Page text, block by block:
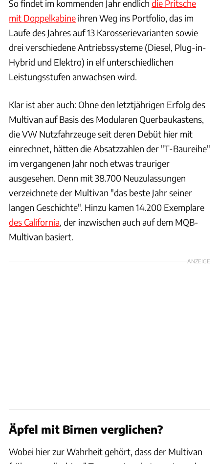
So findet im kommenden Jahr endlich die Pritsche
mit Doppelkabine ihren Weg ins Portfolio, das im
Laufe des Jahres auf 13 Karosserievarianten sowie
drei verschiedene Antriebssysteme (Diesel, Plug-in-
Hybrid und Elektro) in elf unterschiedlichen
Leistungsstufen anwachsen wird.
Klar ist aber auch: Ohne den letztjährigen Erfolg des
Multivan auf Basis des Modularen Querbaukastens,
die VW Nutzfahrzeuge seit deren Debüt hier mit
einrechnet, hätten die Absatzzahlen der "T-Baureihe"
im vergangenen Jahr noch etwas trauriger
ausgesehen. Denn mit 38.700 Neuzulassungen
verzeichnete der Multivan "das beste Jahr seiner
langen Geschichte". Hinzu kamen 14.200 Exemplare
des California, der inzwischen auch auf dem MQB-
Multivan basiert.
ANZEIGE
Äpfel mit Birnen verglichen?
Wobei hier zur Wahrheit gehört, dass der Multivan